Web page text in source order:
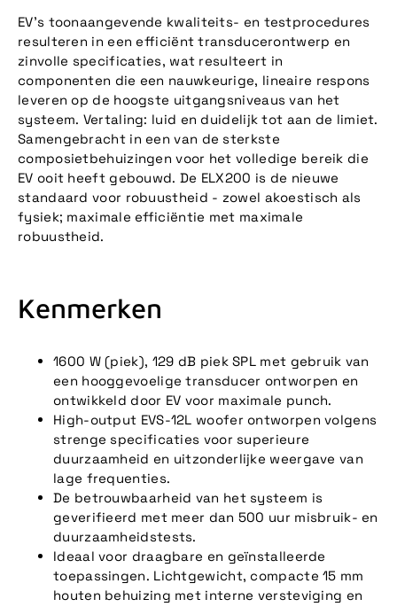
EV's toonaangevende kwaliteits- en testprocedures
resulteren in een efficiënt transducerontwerp en
zinvolle specificaties, wat resulteert in
componenten die een nauwkeurige, lineaire respons
leveren op de hoogste uitgangsniveaus van het
systeem. Vertaling: luid en duidelijk tot aan de limiet.
Samengebracht in een van de sterkste
composietbehuizingen voor het volledige bereik die
EV ooit heeft gebouwd. De ELX200 is de nieuwe
standaard voor robuustheid - zowel akoestisch als
fysiek; maximale efficiëntie met maximale
robuustheid.
Kenmerken
1600 W (piek), 129 dB piek SPL met gebruik van
een hooggevoelige transducer ontworpen en
ontwikkeld door EV voor maximale punch.
High-output EVS-12L woofer ontworpen volgens
strenge specificaties voor superieure
duurzaamheid en uitzonderlijke weergave van
lage frequenties.
De betrouwbaarheid van het systeem is
geverifieerd met meer dan 500 uur misbruik- en
duurzaamheidstests.
Ideaal voor draagbare en geïnstalleerde
toepassingen. Lichtgewicht, compacte 15 mm
houten behuizing met interne versteviging en